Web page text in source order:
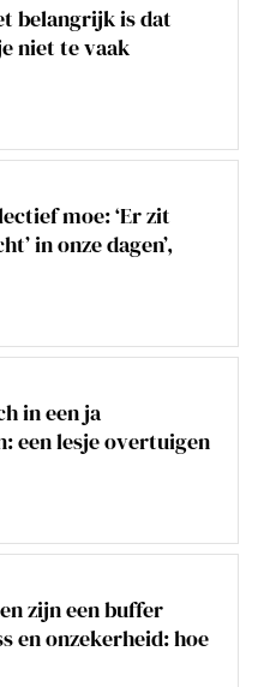
belangrijk is dat
niet te vaak
moe: ‘Er zit
in onze dagen’,
in een ja
een lesje overtuigen
zijn een buffer
en onzekerheid: hoe